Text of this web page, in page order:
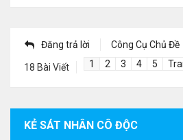
Đăng trả lời Công Cụ Chủ Đề
18 Bài Viết 1 2 3 4 5
KẺ SÁT NHÂN CÔ ĐỘC